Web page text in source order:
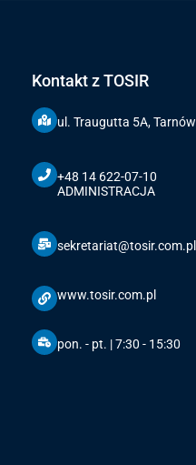
Kontakt z TOSIR
ul. Traugutta 5A, Tarnów
+48 14 622-07-10
ADMINISTRACJA
sekretariat@tosir.com.pl
www.tosir.com.pl
pon. - pt. | 7:30 - 15:30